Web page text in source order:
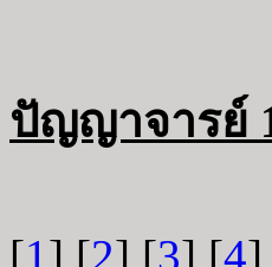
ปัญญาจารย์
[1] [2] [3] [4]